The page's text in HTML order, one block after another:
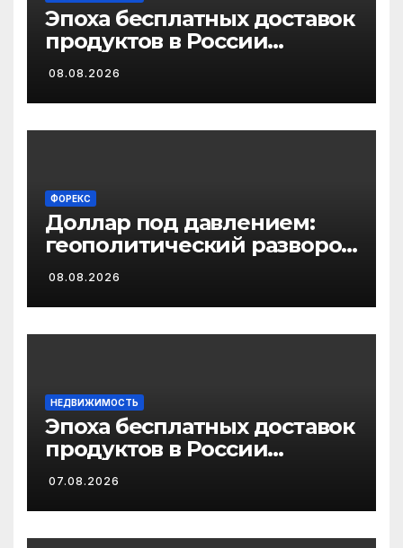
Эпоха бесплатных доставок
продуктов в России
завершается
08.08.2026
ФОРЕКС
Доллар под давлением:
геополитический разворот
и раскол внутри ФРС
08.08.2026
НЕДВИЖИМОСТЬ
Эпоха бесплатных доставок
продуктов в России
завершается
07.08.2026